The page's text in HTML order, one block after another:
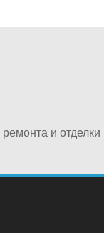
и отделки